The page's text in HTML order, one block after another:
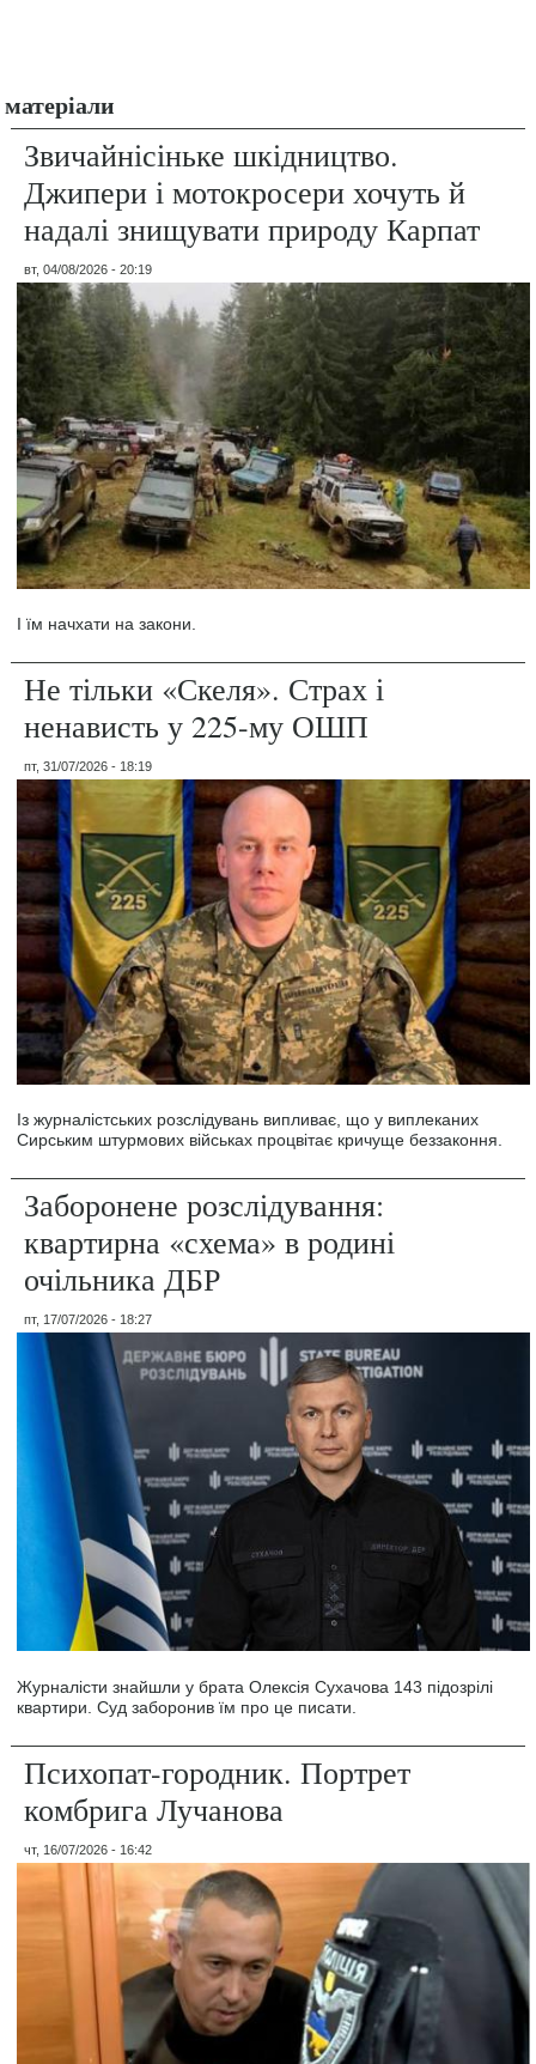
матеріали
Звичайнісіньке шкідництво.
Джипери і мотокросери хочуть й
надалі знищувати природу Карпат
вт, 04/08/2026 - 20:19
І їм начхати на закони.
Не тільки «Скеля». Страх і
ненависть у 225-му ОШП
пт, 31/07/2026 - 18:19
Із журналістських розслідувань випливає, що у виплеканих
Сирським штурмових військах процвітає кричуще беззаконня.
Заборонене розслідування:
квартирна «схема» в родині
очільника ДБР
пт, 17/07/2026 - 18:27
Журналісти знайшли у брата Олексія Сухачова 143 підозрілі
квартири. Суд заборонив їм про це писати.
Психопат-городник. Портрет
комбрига Лучанова
чт, 16/07/2026 - 16:42